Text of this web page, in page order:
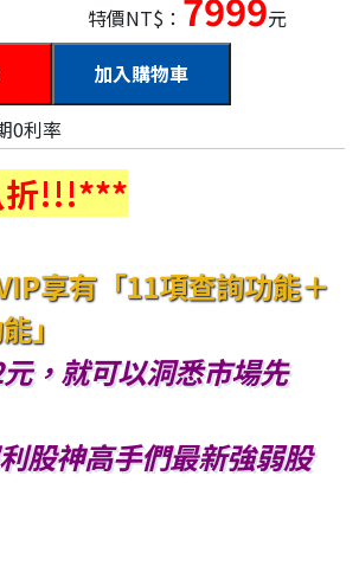
特價NT$：
元
加入購物車
0利率
折!!!***
享有「11項查詢功能＋
」
，就可以洞悉市場先
股神高手們最新強弱股